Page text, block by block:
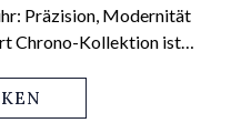
Präzision, Modernität
Chrono-Kollektion ist
sportlichen Ereignissen